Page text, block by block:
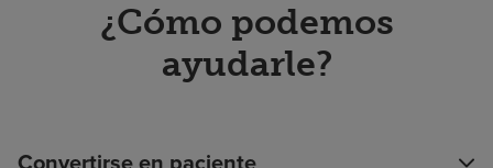
¿Cómo podemos
ayudarle?